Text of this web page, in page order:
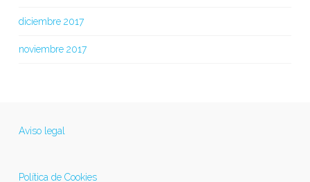
diciembre 2017
noviembre 2017
Aviso legal
Política de Cookies